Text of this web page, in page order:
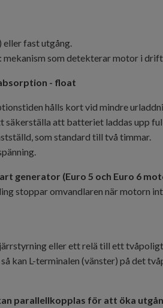
fast utgång.
som detekterar motor i
- float
hålls kort vid mindre
att batteriet laddas upp
som standard till två timmar.
generator (Euro 5 och Euro 6
stoppar omvandlaren när motorn
eller ett relä till ett
kan L-terminalen (vänster) på det
parallellkopplas för att öka